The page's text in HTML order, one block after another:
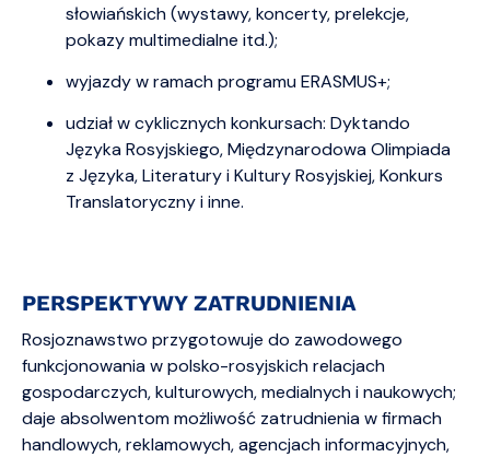
słowiańskich (wystawy, koncerty, prelekcje,
pokazy multimedialne itd.);
wyjazdy w ramach programu ERASMUS+;
udział w cyklicznych konkursach: Dyktando
Języka Rosyjskiego, Międzynarodowa Olimpiada
z Języka, Literatury i Kultury Rosyjskiej, Konkurs
Translatoryczny i inne.
PERSPEKTYWY ZATRUDNIENIA
Rosjoznawstwo przygotowuje do zawodowego
funkcjonowania w polsko-rosyjskich relacjach
gospodarczych, kulturowych, medialnych i naukowych;
daje absolwentom możliwość zatrudnienia w firmach
handlowych, reklamowych, agencjach informacyjnych,